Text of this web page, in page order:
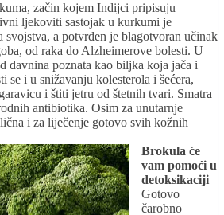
začin kojem Indijci pripisuju
ljekoviti sastojak u kurkumi je
a potvrđen je blagotvoran učinak
od raka do Alzheimerove bolesti. U
davnina poznata kao biljka koja jača i
se i u snižavanju kolesterola i šećera,
i štiti jetru od štetnih tvari. Smatra
antibiotika. Osim za unutarnje
i za liječenje gotovo svih kožnih
Brokula će
vam pomoći u
detoksikaciji
Gotovo
čarobno